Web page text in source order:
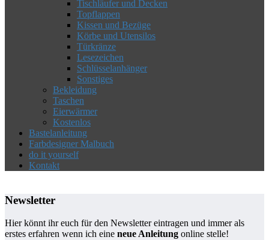
Tischläufer und Decken
Topflappen
Kissen und Bezüge
Körbe und Utensilos
Türkränze
Lesezeichen
Schlüsselanhänger
Sonstiges
Bekleidung
Taschen
Eierwärmer
Kostenlos
Bastelanleitung
Farbdesigner Malbuch
do it yourself
Kontakt
Newsletter
Hier könnt ihr euch für den Newsletter eintragen und immer als
erstes erfahren wenn ich eine neue Anleitung online stelle!